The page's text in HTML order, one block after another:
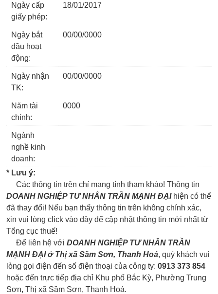
Ngày cấp
giấy phép:
18/01/2017
Ngày bắt
đầu hoạt
động:
00/00/0000
Ngày nhận
TK:
00/00/0000
Năm tài
chính:
0000
Ngành
nghề kinh
doanh:
* Lưu ý:
Các thông tin trên chỉ mang tính tham khảo! Thông tin
DOANH NGHIỆP TƯ NHÂN TRẦN MẠNH ĐẠIhiện có thể
đã thay đổi! Nếu bạn thấy thông tin trên không chính xác,
xin vui lòng click vào đây để cập nhật thông tin mới nhất từ
Tổng cục thuế!
Để liên hệ với DOANH NGHIỆP TƯ NHÂN TRẦN
MẠNH ĐẠI ở Thị xã Sầm Sơn, Thanh Hoá, quý khách vui
lòng gọi điện đến số điện thoại của công ty: 0913 373 854
hoặc đến trực tiếp địa chỉ Khu phố Bắc Kỳ, Phường Trung
Sơn, Thị xã Sầm Sơn, Thanh Hoá.